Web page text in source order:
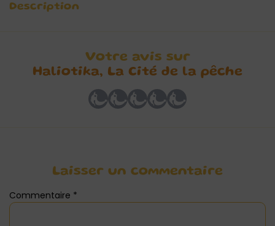
Description
Votre avis sur
Haliotika, La Cité de la pêche
Laisser un commentaire
Commentaire *